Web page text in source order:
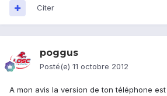
Citer
poggus
Posté(e) 11 octobre 2012
A mon avis la version de ton téléphone